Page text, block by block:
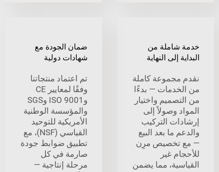
من
إلى النهاية
كاملة
— بدءًا
واختيار
وصولاً إلى
التركيب
ما بعد البيع
تخصيص مرِن
غير
مما يضمن
ضمان الجودة مع
شهادات دولية
تم اعتماد منتجاتنا
وفقًا لمعايير CE
وISO 9001 وSGS
والمؤسسة الوطنية
الأمريكية للتوحيد
القياسي (NSF)، مع
تطبيق ضوابط جودة
صارمة في كل
مرحلة إنتاجية —